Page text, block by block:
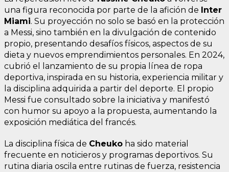
una figura reconocida por parte de la afición de Inter
Miami. Su proyección no solo se basó en la protección
a Messi, sino también en la divulgación de contenido
propio, presentando desafíos físicos, aspectos de su
dieta y nuevos emprendimientos personales. En 2024,
cubrió el lanzamiento de su propia línea de ropa
deportiva, inspirada en su historia, experiencia militar y
la disciplina adquirida a partir del deporte. El propio
Messi fue consultado sobre la iniciativa y manifestó
con humor su apoyo a la propuesta, aumentando la
exposición mediática del francés.
La disciplina física de Cheuko ha sido material
frecuente en noticieros y programas deportivos. Su
rutina diaria oscila entre rutinas de fuerza, resistencia